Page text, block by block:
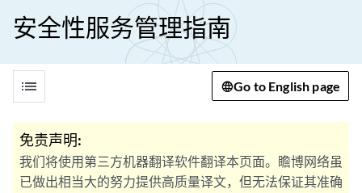
安全性服务管理指南
list Go to English page
免责声明:
我们将使用第三方机器翻译软件翻译本页面。瞻博网络虽
已做出相当大的努力提供高质量译文，但无法保证其准确